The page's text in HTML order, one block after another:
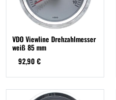
VDO Viewline Drehzahlmesser
weiß 85 mm
92,90 €